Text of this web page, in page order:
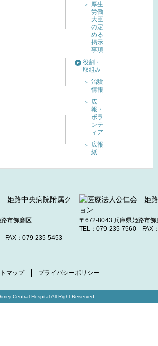
厚生
労働
大臣
の定
める
掲示
事項
役割・
取組み
治験
情報
広
報・
ボラ
ンテ
ィア
広報
紙
市飾磨区
FAX：079-235-5453
〒672-8043兵庫県姫路市飾
TEL：079-235-7560 FAX
マップ プライバシーポリシー
Central Hospital All Right Reserved.